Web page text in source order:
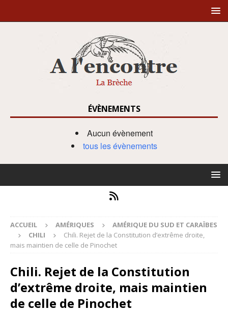
ÉVÈNEMENTS
Aucun évènement
tous les évènements
ACCUEIL AMÉRIQUES
AMÉRIQUE DU SUD ET CARAÏBES
CHILI
Chili. Rejet de la Constitution d’extrême droite,
mais maintien de celle de Pinochet
Chili. Rejet de la Constitution
d’extrême droite, mais maintien
de celle de Pinochet